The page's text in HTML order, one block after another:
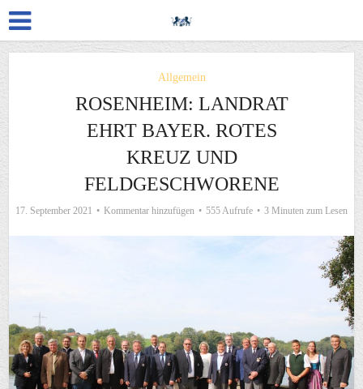
Allgemein
ROSENHEIM: LANDRAT
EHRT BAYER. ROTES
KREUZ UND
FELDGESCHWORENE
17. September 2021 Kommentar hinzufügen 555 Aufrufe 3 Minuten zum Lesen